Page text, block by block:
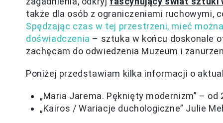
także dla osób z ograniczeniami ruchowymi,
Spędzając czas w tej przestrzeni, mieć
doświadczenia – sztuka w końcu doskonale
zachęcam do odwiedzenia Muzeum i
Poniżej przedstawiam kilka informacji o
„Maria Jarema. Pęknięty modernizm” – od
„Kairos / Wariacje duchologiczne” Julie